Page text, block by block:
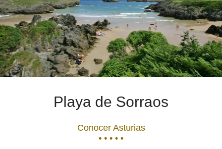
Playa de Sorraos
Conocer Asturias
• • • • •